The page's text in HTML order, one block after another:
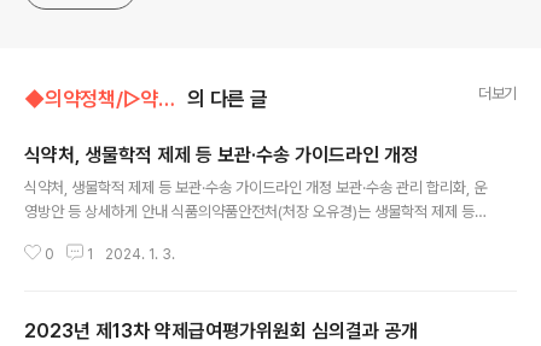
◆의약정책/▷약계정책 의 다른 글 더보기
식약처, 생물학적 제제 등 보관·수송 가이드라인 개정
식약처, 생물학적 제제 등 보관·수송 가이드라인 개정 보관·수송 관리 합리화, 운
영방안 등 상세하게 안내 식품의약품안전처(처장 오유경)는 생물학적 제제 등의
적 제제 등 보관 및 수송 관리 가이드라인’을 12월 28일 개정했다고 밝혔다. 생
한다. 주요 개정 내용은 ▲보관온도에 따른 제품군별 수송 관리 방법 안내 ▲일
0 1 2024. 1. 3.
2023년 제13차 약제급여평가위원회 심의결과 공개